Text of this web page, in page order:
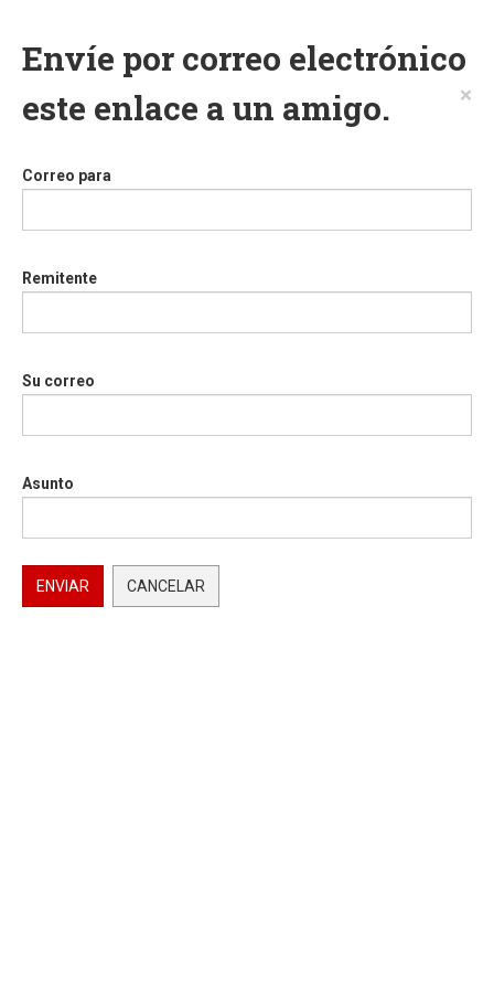
Envíe por correo electrónico
este enlace a un amigo.
×
Correo para
Remitente
Su correo
Asunto
ENVIAR CANCELAR